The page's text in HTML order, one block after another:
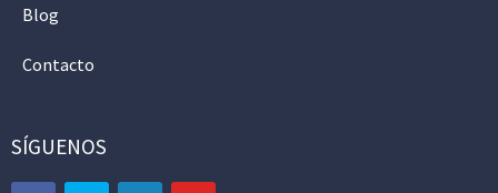
Blog
Contacto
SÍGUENOS